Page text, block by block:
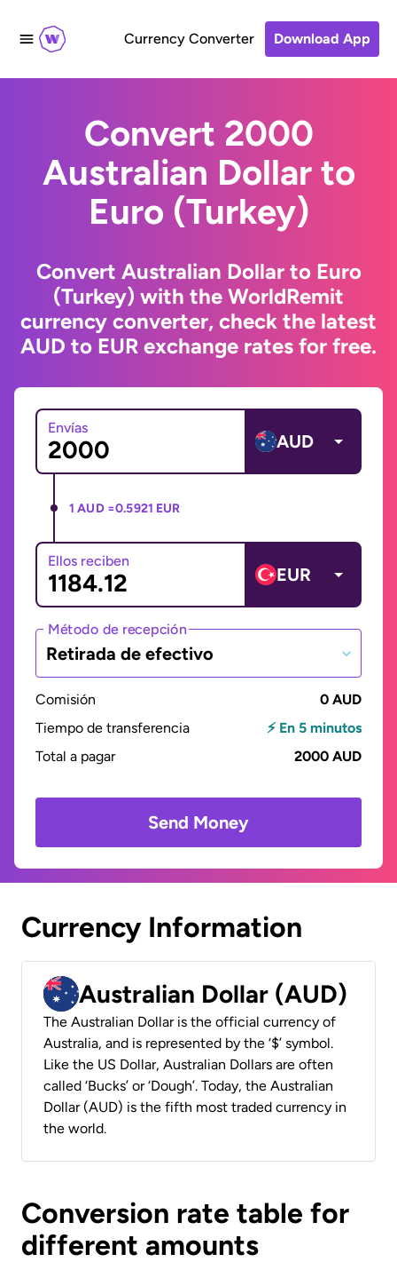
Currency Converter Download App
Convert 2000
Australian Dollar to
Euro (Turkey)
Convert Australian Dollar to Euro
(Turkey) with the WorldRemit
currency converter, check the latest
AUD to EUR exchange rates for free.
Envías
AUD
1 AUD =0.5921 EUR
Ellos reciben
EUR
Método de recepción
Retirada de efectivo
Comisión
0 AUD
Tiempo de transferencia
⚡ En 5 minutos
Total a pagar
2000 AUD
Send Money
Currency Information
Australian Dollar (AUD)
The Australian Dollar is the official currency of
Australia, and is represented by the ‘$’ symbol.
Like the US Dollar, Australian Dollars are often
called ‘Bucks’ or ‘Dough’. Today, the Australian
Dollar (AUD) is the fifth most traded currency in
the world.
Conversion rate table for
different amounts